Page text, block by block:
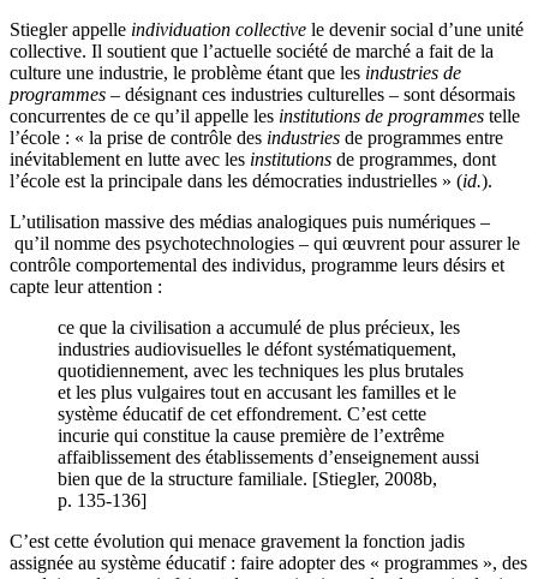
Stiegler appelle individuation collective le devenir social d’une unité
collective. Il soutient que l’actuelle société de marché a fait de la
culture une industrie, le problème étant que les industries de
programmes – désignant ces industries culturelles – sont désormais
concurrentes de ce qu’il appelle les institutions de programmes telle
l’école : « la prise de contrôle des industries de programmes entre
inévitablement en lutte avec les institutions de programmes, dont
l’école est la principale dans les démocraties industrielles » (id.).
L’utilisation massive des médias analogiques puis numériques –
qu’il nomme des psychotechnologies – qui œuvrent pour assurer le
contrôle comportemental des individus, programme leurs désirs et
capte leur attention :
ce que la civilisation a accumulé de plus précieux, les
industries audiovisuelles le défont systématiquement,
quotidiennement, avec les techniques les plus brutales
et les plus vulgaires tout en accusant les familles et le
système éducatif de cet effondrement. C’est cette
incurie qui constitue la cause première de l’extrême
affaiblissement des établissements d’enseignement aussi
bien que de la structure familiale. [Stiegler, 2008b,
p. 135-136]
C’est cette évolution qui menace gravement la fonction jadis
assignée au système éducatif : faire adopter des « programmes », des